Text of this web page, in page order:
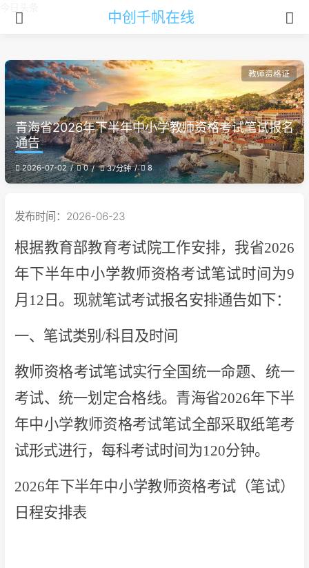
中创千帆在线
教师资格证
青海省2026年下半年中小学教师资格考试笔试报名
通告
2026-07-02 0 37分钟 8
发布时间：2026-06-23
根据教育部教育考试院工作安排，我省2026
年下半年中小学教师资格考试笔试时间为9
月12日。现就笔试考试报名安排通告如下：
一、笔试类别/科目及时间
教师资格考试笔试实行全国统一命题、统一
考试、统一划定合格线。青海省2026年下半
年中小学教师资格考试笔试全部采取纸笔考
试形式进行，每科考试时间为120分钟。
2026年下半年中小学教师资格考试（笔试）
日程安排表